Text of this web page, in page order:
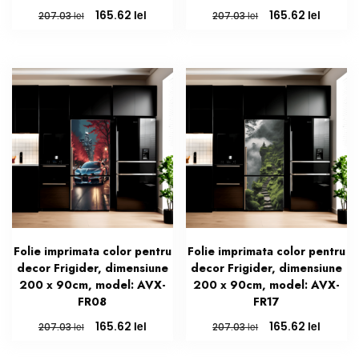
207.03lei
Prețul
207.03 lei.
165.62 leiPrețul
207.03lei
Prețul
207.03 lei.
165.62 lei
Folie imprimata color pentru
decor Frigider, dimensiune
200 x 90cm, model: AVX-
FR08
207.03lei
Prețul
165.62 leiPrețul
Folie imprimata color pentru
decor Frigider, dimensiune
200 x 90cm, model: AVX-
FR17
207.03lei
Prețul
165.62 lei